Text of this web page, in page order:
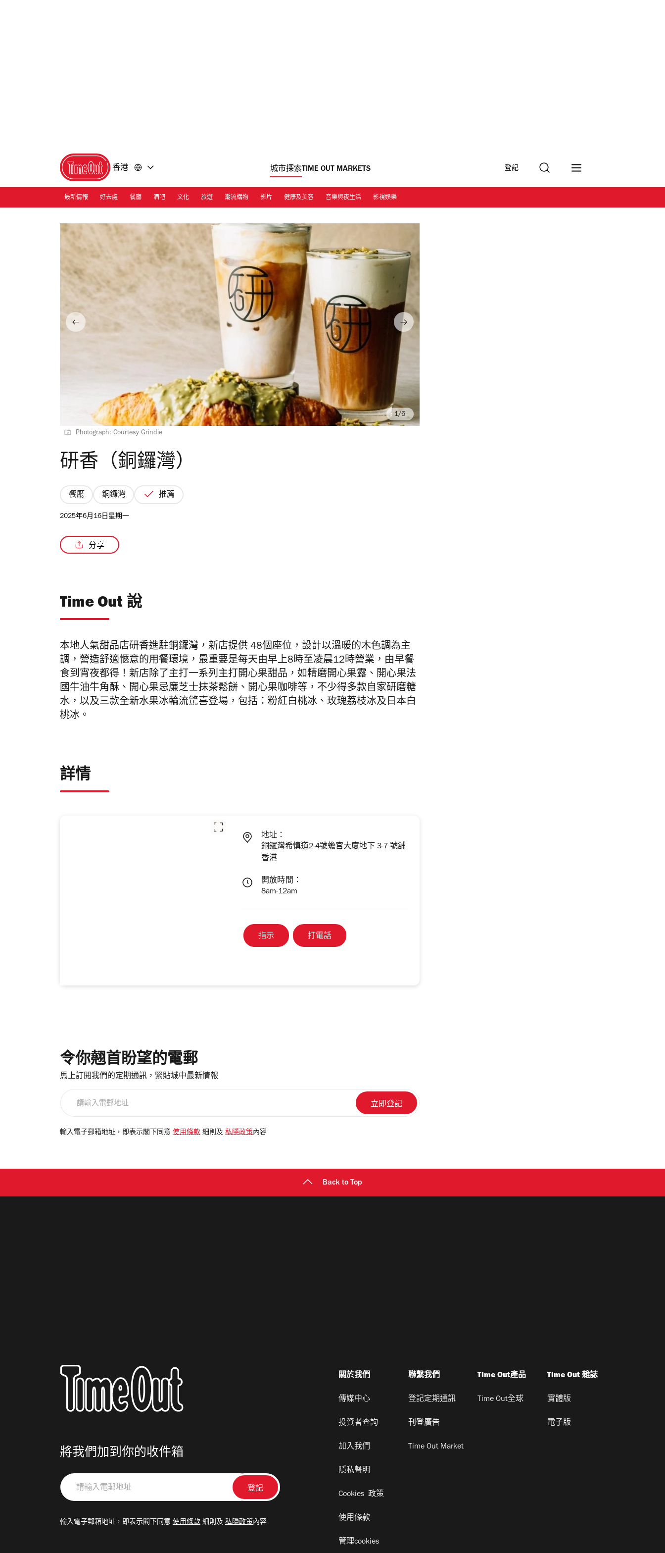
香港 城市探索TIME OUT MARKETS 登記
最新情報 好去處 餐廳 酒吧 文化 旅遊 潮流購物 影片 健康及美容 音樂與夜生活 影視娛樂
Photograph: Courtesy Grindie
/6
研香（銅鑼灣）
餐廳 銅鑼灣 推薦
2025年6月16日星期一
分享
Time Out 說
本地人氣甜品店研香進駐銅鑼灣，新店提供 48個座位，設計以溫暖的木色調為主
調，營造舒適愜意的用餐環境，最重要是每天由早上8時至凌晨12時營業，由早餐
食到宵夜都得！新店除了主打一系列主打開心果甜品，如精磨開心果露、開心果法
國牛油牛角酥、開心果忌廉芝士抹茶鬆餅、開心果咖啡等，不少得多款自家研磨糖
水，以及三款全新水果冰輪流驚喜登場，包括：粉紅白桃冰、玫瑰荔枝冰及日本白
桃冰。
詳情
地址：
銅鑼灣希慎道2-4號蟾宮大廈地下 3-7 號舖
香港
開放時間：
8am-12am
指示 打電話
令你翹首盼望的電郵
馬上訂閱我們的定期通訊，緊貼城中最新情報
電
輸入電子郵箱地址，即表示閣下同意 使用條款 細則及 私隱政策 內容
Back to Top
將我們加到你的收件箱
請
輸
郵
輸入電子郵箱地址，即表示閣下同意 使用條款 細則及 私隱政策內容
關於我們
傳媒中心
投資者查詢
加入我們
隱私聲明
Cookies 政策
使用條款
管理cookies
聯繫我們
登記定期通訊
刊登廣告
Time Out Market
Time Out產品
Time Out全球
Time Out 雜誌
實體版
電子版